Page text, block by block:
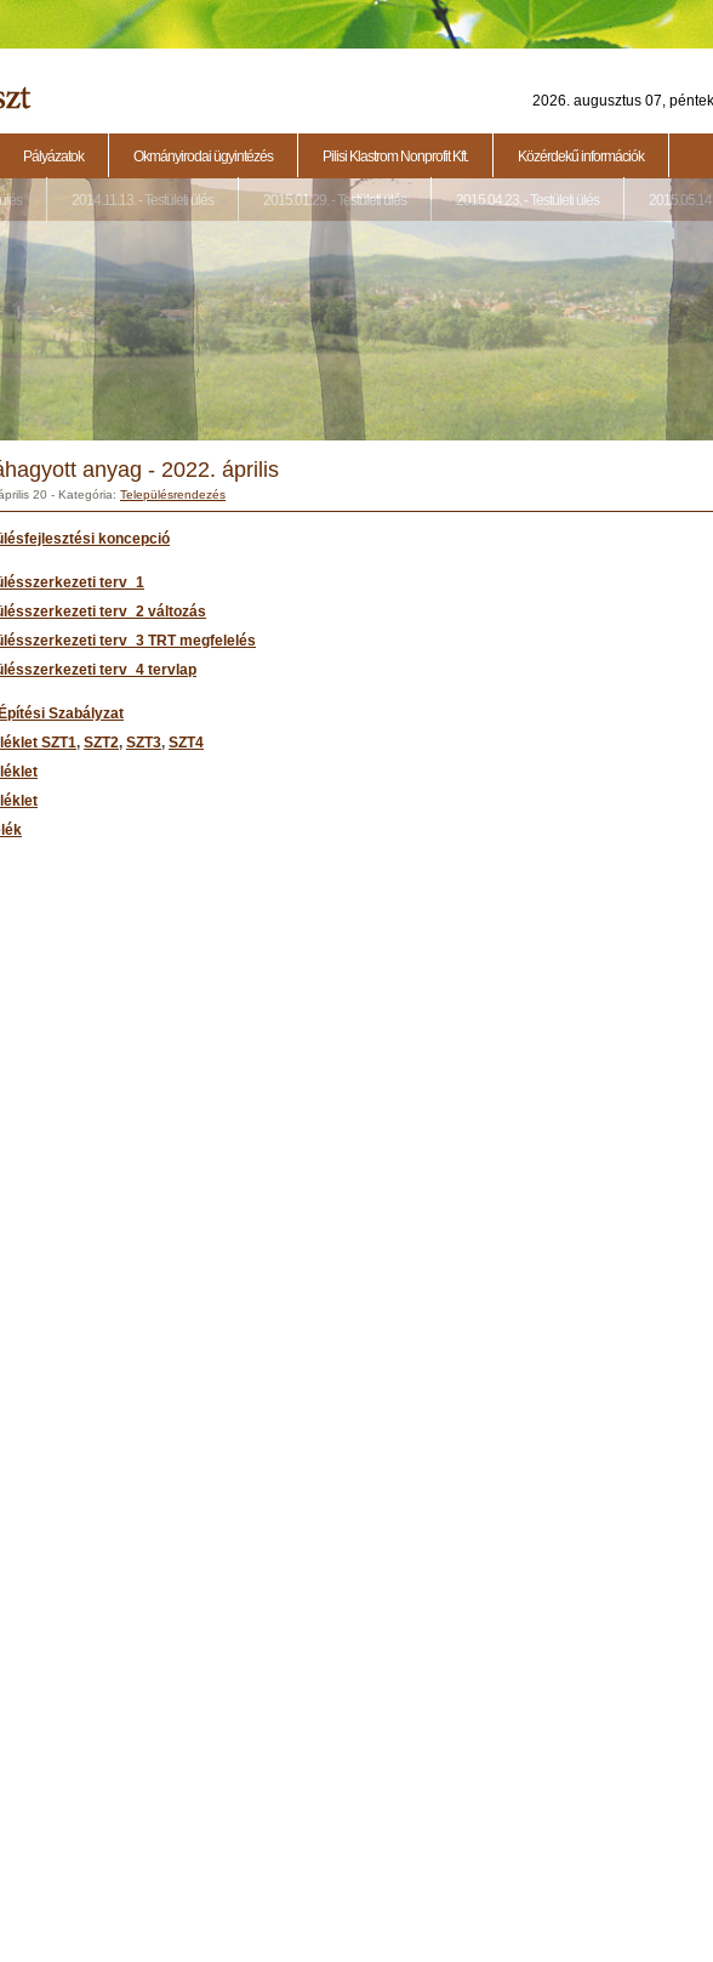
2026. augusztus 07, péntek
Pályázatok Okmányirodai ügyintézés Pilisi Klastrom Nonprofit Kft. Közérdekű információk
2014.11.13. - Testületi ülés 2015.01.29. - Testületi ülés 2015.04.23. - Testületi ülés
anyag - 2022. április
20 - Kategória: Településrendezés
koncepció
terv_1
terv_2 változás
terv_3 TRT megfelelés
terv_4 tervlap
Szabályzat
SZT1, SZT2, SZT3, SZT4